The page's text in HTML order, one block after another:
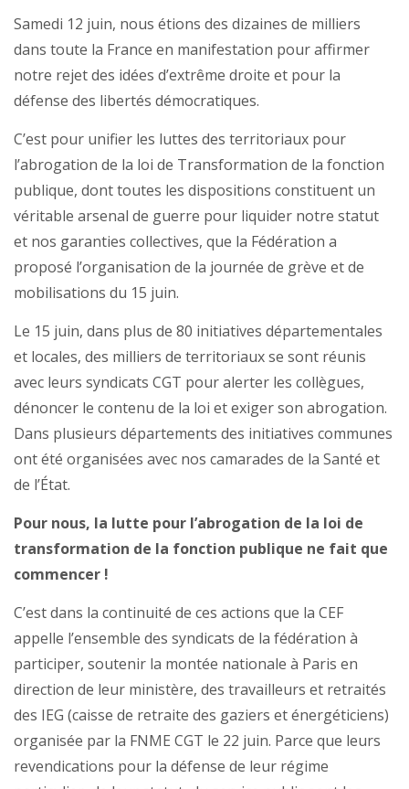
Samedi 12 juin, nous étions des dizaines de milliers
dans toute la France en manifestation pour affirmer
notre rejet des idées d’extrême droite et pour la
défense des libertés démocratiques.
C’est pour unifier les luttes des territoriaux pour
l’abrogation de la loi de Transformation de la fonction
publique, dont toutes les dispositions constituent un
véritable arsenal de guerre pour liquider notre statut
et nos garanties collectives, que la Fédération a
proposé l’organisation de la journée de grève et de
mobilisations du 15 juin.
Le 15 juin, dans plus de 80 initiatives départementales
et locales, des milliers de territoriaux se sont réunis
avec leurs syndicats CGT pour alerter les collègues,
dénoncer le contenu de la loi et exiger son abrogation.
Dans plusieurs départements des initiatives communes
ont été organisées avec nos camarades de la Santé et
de l’État.
Pour nous, la lutte pour l’abrogation de la loi de
transformation de la fonction publique ne fait que
commencer !
C’est dans la continuité de ces actions que la CEF
appelle l’ensemble des syndicats de la fédération à
participer, soutenir la montée nationale à Paris en
direction de leur ministère, des travailleurs et retraités
des IEG (caisse de retraite des gaziers et énergéticiens)
organisée par la FNME CGT le 22 juin. Parce que leurs
revendications pour la défense de leur régime